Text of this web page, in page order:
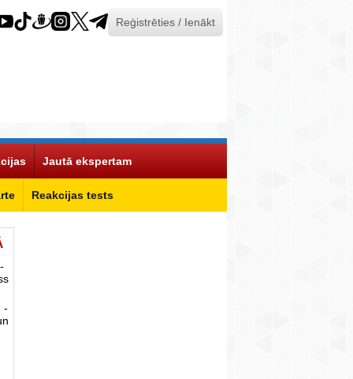
Reģistrēties / Ienākt
Reakcijas tests
Jautā ekspertam
-